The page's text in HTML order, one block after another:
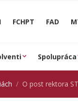
FCHPT FAD
Spolupráca
O post rektora STU v